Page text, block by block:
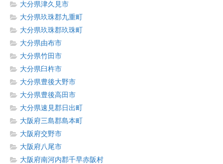
大分県津久見市
大分県玖珠郡九重町
大分県玖珠郡玖珠町
大分県由布市
大分県竹田市
大分県臼杵市
大分県豊後大野市
大分県豊後高田市
大分県速見郡日出町
大阪府三島郡島本町
大阪府交野市
大阪府八尾市
大阪府南河内郡千早赤阪村